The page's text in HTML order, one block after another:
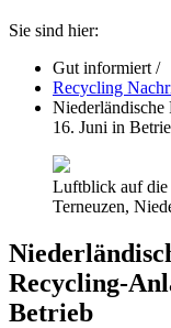
Sie sind hier:
Gut informiert /
Recycling
16. Juni in
Luftblick auf die
Terneuzen,
Recycling-
Betrieb